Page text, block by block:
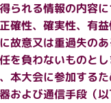
られる情報の内容
確性、確実性、有
故意又は重過失の
を負わないものとし
本大会に参加する
および通信手段（